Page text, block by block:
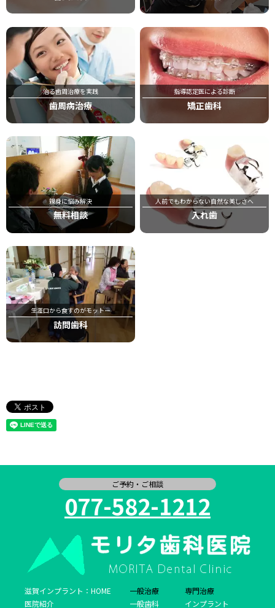
治る歯周治療を実践
歯周病治療
指導認定医による診断
矯正歯科
親身に悩み解決
無料相談
人前でもわからない自然な美しさへ
入れ歯
生涯口から食すのがモットー
訪問歯科
ご予約・ご相談
077-582-1212
滋賀インプラント：HOME
医院紹介
一般治療
一般歯科
専門治療
インプラント